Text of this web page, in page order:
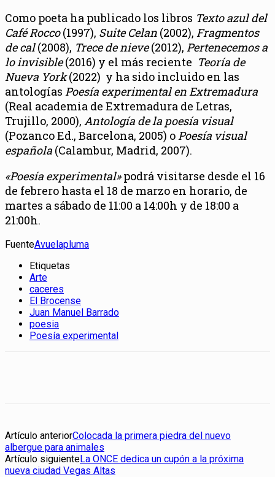
Como poeta ha publicado los libros Texto azul del
Café Rocco(1997), Suite Celan (2002), Fragmentos
de cal(2008), Trece de nieve(2012), Pertenecemos a
lo invisible(2016) y el más reciente Teoría de
Nueva York(2022) y ha sido incluido en las
antologías Poesía experimental en Extremadura
(Real academia de Extremadura de Letras,
Trujillo, 2000), Antología de la poesía visual
(Pozanco Ed., Barcelona, 2005) o Poesía visual
española (Calambur, Madrid, 2007).
«Poesía experimental»podrá visitarse desde el 16
de febrero hasta el 18 de marzo en horario, de
martes a sábado de 11:00 a 14:00h y de 18:00 a
21:00h.
FuenteAvuelapluma
Etiquetas
Arte
caceres
El Brocense
Juan Manuel Barrado
poesia
Poesía experimental
Artículo anteriorColocada la primera piedra del nuevo
albergue para animales
Artículo siguienteLa ONCE dedica un cupón a la próxima
nueva ciudad Vegas Altas